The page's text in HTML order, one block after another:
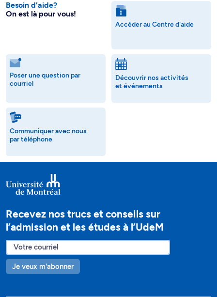
Besoin d’aide?
On est là pour vous!
Accéder au Centre d'aide
Poser une question par
courriel
Découvrir nos activités
et événements
Communiquer avec nous
par téléphone
Recevez nos trucs et conseils sur
l’admission et les études à l’UdeM
Je veux m'abonner